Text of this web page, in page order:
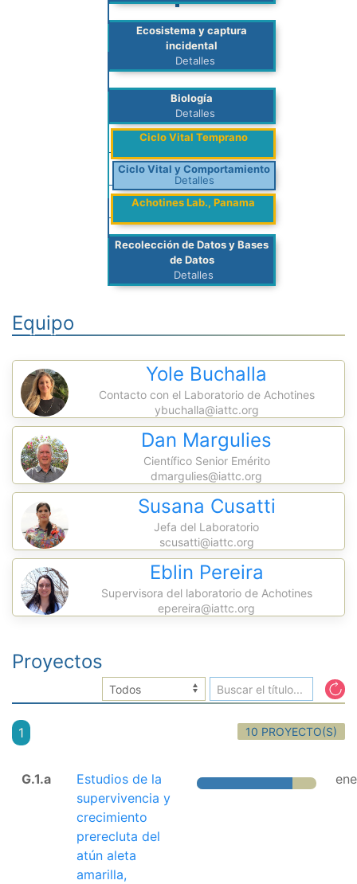
Ecosistema y captura
incidental
Detalles
Biología
Detalles
Ciclo Vital Temprano
Ciclo Vital y Comportamiento
Detalles
Achotines Lab., Panama
Recolección de Datos y Bases
de Datos
Detalles
Equipo
Yole Buchalla
Contacto con el Laboratorio de Achotines
ybuchalla@iattc.org
Dan Margulies
Científico Senior Emérito
dmargulies@iattc.org
Susana Cusatti
Jefa del Laboratorio
scusatti@iattc.org
Eblin Pereira
Supervisora del laboratorio de Achotines
epereira@iattc.org
Proyectos
1 10 PROYECTO(S)
G.1.a
Estudios de la
supervivencia y
crecimiento
prerecluta del
atún aleta
amarilla,